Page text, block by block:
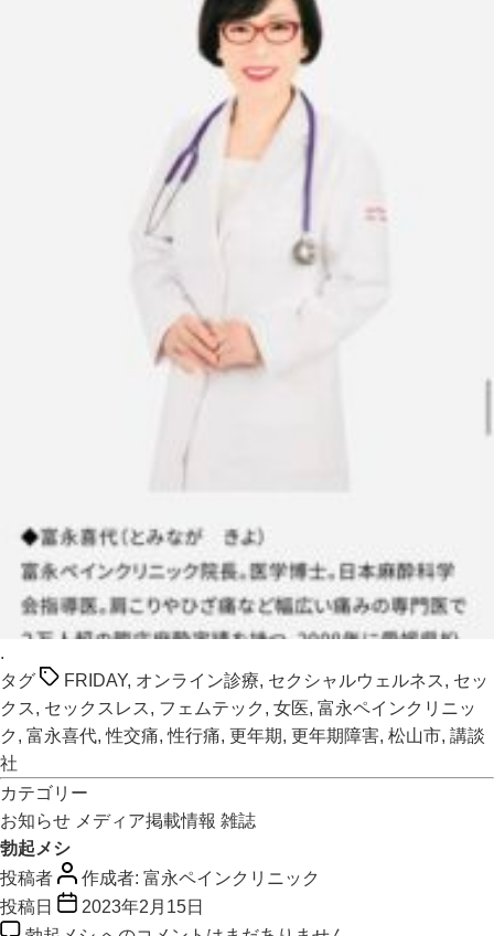
.
タグ
FRIDAY, オンライン診療, セクシャルウェルネス, セッ
クス, セックスレス, フェムテック , 女医, 富永ペインクリニッ
ク , 富永喜代,性交痛,性行痛, 更年期, 更年期障害, 松山市, 講談
社
カテゴリー
お知らせ メディア掲載情報 雑誌
勃起メシ
投稿者
作成者: 富永ペインクリニック
投稿日
2023年2月15日